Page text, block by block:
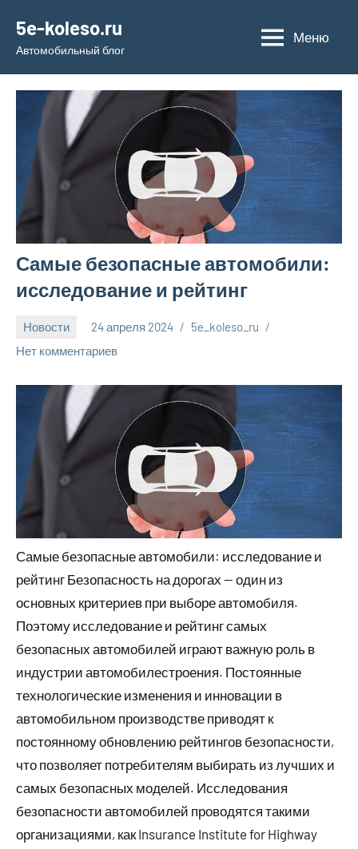
содержимому
5e-koleso.ru
Автомобильный блог
Меню
Самые безопасные автомобили:
исследование и рейтинг
Новости 24 апреля 2024
5e_koleso_ru
Нет комментариев
Самые безопасные автомобили: исследование и
рейтинг Безопасность на дорогах — один из
основных критериев при выборе автомобиля.
Поэтому исследование и рейтинг самых
безопасных автомобилей играют важную роль в
индустрии автомобилестроения. Постоянные
технологические изменения и инновации в
автомобильном производстве приводят к
постоянному обновлению рейтингов безопасности,
что позволяет потребителям выбирать из лучших и
самых безопасных моделей. Исследования
безопасности автомобилей проводятся такими
организациями, как Insurance Institute for Highway